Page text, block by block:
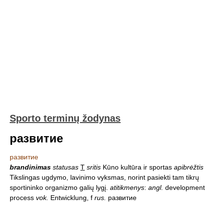
Sporto terminų žodynas
развитие
развитие
brandinimas statusas T sritis Kūno kultūra ir sportas apibrėžtis
Tikslingas ugdymo, lavinimo vyksmas, norint pasiekti tam tikrų
sportininko organizmo galių lygį. atitikmenys: angl. development
process vok. Entwicklung, f rus. развитие